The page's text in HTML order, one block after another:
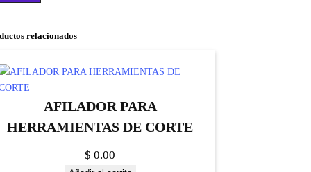
relacionados
AFILADOR PARA
HERRAMIENTAS DE CORTE
$ 0.00